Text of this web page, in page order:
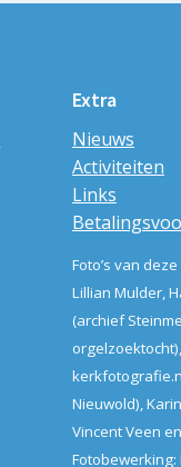
Extra
Nieuws
Activiteiten
Links
Foto’s van
Lillian Mulder,
(archief
Nieuwold),
Vincent Veen
Fotobewerking: